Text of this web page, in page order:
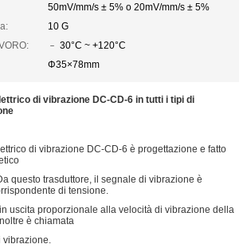
50mV/mm/s ± 5% o 20mV/mm/s ± 5%
10 G
﹣ 30°C ~ +120°C
Φ35×78mm
di vibrazione DC-CD-6 in tutti i tipi di
di vibrazione DC-CD-6 è progettazione e fatto
questo trasduttore, il segnale di vibrazione è
di tensione.
uscita proporzionale alla velocità di vibrazione della
è chiamata
vibrazione.